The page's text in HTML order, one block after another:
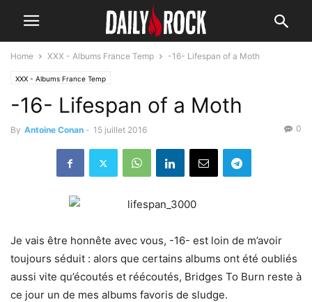
Home XXX - Albums France Temp -16- Lifespan of a Moth
XXX - Albums France Temp
-16- Lifespan of a Moth
By Antoine Conan - 15 juillet 2016 0
Je vais être honnête avec vous, -16- est loin de m’avoir
toujours séduit : alors que certains albums ont été oubliés
aussi vite qu’écoutés et réécoutés, Bridges To Burn reste à
ce jour un de mes albums favoris de sludge.